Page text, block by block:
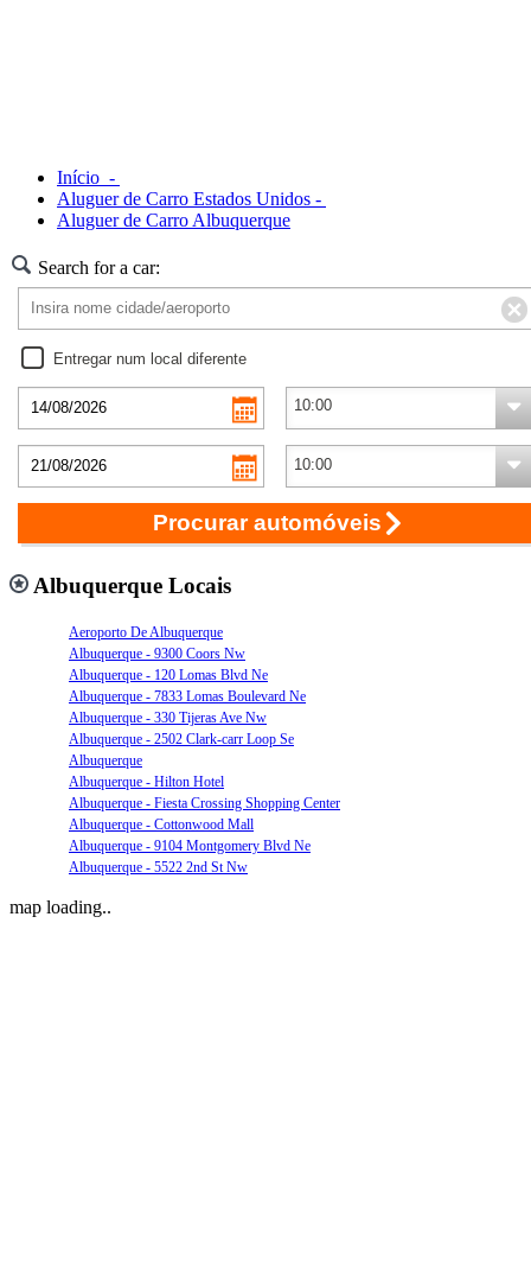
Início -
Aluguer de Carro Estados Unidos -
Aluguer de Carro Albuquerque
Search for a car:
Entregar num local diferente
Procurar automóveis
Albuquerque Locais
Aeroporto De Albuquerque
Albuquerque - 9300 Coors Nw
Albuquerque - 120 Lomas Blvd Ne
Albuquerque - 7833 Lomas Boulevard Ne
Albuquerque - 330 Tijeras Ave Nw
Albuquerque - 2502 Clark-carr Loop Se
Albuquerque
Albuquerque - Hilton Hotel
Albuquerque - Fiesta Crossing Shopping Center
Albuquerque - Cottonwood Mall
Albuquerque - 9104 Montgomery Blvd Ne
Albuquerque - 5522 2nd St Nw
map loading..